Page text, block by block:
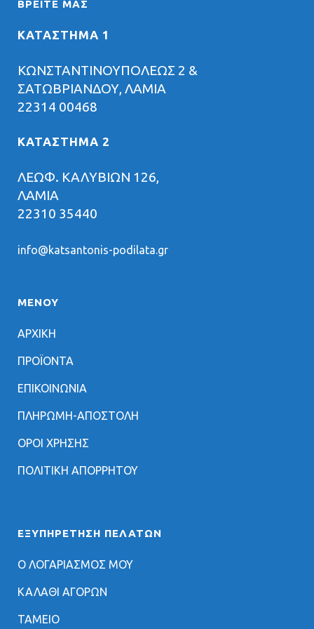
ΒΡΕΊΤΕ ΜΑΣ
ΚΑΤΑΣΤΗΜΑ 1
ΚΩΝΣΤΑΝΤΙΝΟΥΠΟΛΕΩΣ 2 &
ΣΑΤΩΒΡΙΑΝΔΟΥ, ΛΑΜΙΑ
22314 00468
ΚΑΤΑΣΤΗΜΑ 2
ΛΕΩΦ. ΚΑΛΥΒΙΩΝ 126,
ΛΑΜΙΑ
22310 35440
info@katsantonis-podilata.gr
ΜΕΝΟΥ
ΑΡΧΙΚΗ
ΠΡΟΪΟΝΤΑ
ΕΠΙΚΟΙΝΩΝΙΑ
ΠΛΗΡΩΜΗ-ΑΠΟΣΤΟΛΗ
ΟΡΟΙ ΧΡΗΣΗΣ
ΠΟΛΙΤΙΚΗ ΑΠΟΡΡΗΤΟΥ
ΕΞΥΠΗΡΈΤΗΣΗ ΠΕΛΑΤΏΝ
Ο ΛΟΓΑΡΙΑΣΜΟΣ ΜΟΥ
ΚΑΛΑΘΙ ΑΓΟΡΩΝ
ΤΑΜΕΙΟ